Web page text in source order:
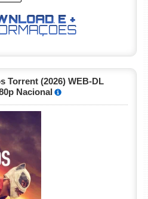
Torrent (2026) WEB-DL
Nacional